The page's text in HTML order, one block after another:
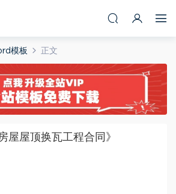
模板 正文
屋屋顶换瓦工程合同》